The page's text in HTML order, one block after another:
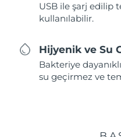
USB ile şarj edilip
kullanılabilir.
Hijyenik ve Su
Bakteriye
su geçirmez ve